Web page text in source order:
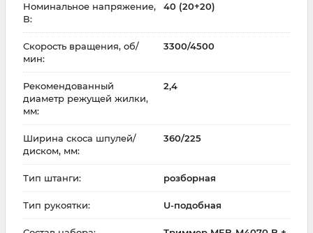
Номинальное напряжение,
В:
40 (20+20)
Скорость вращения, об/
мин:
3300/4500
Рекомендованный
диаметр режущей жилки,
мм:
2,4
Ширина скоса шпулей/
диском, мм:
360/225
Тип штанги: розборная
Тип рукоятки: U-подобная